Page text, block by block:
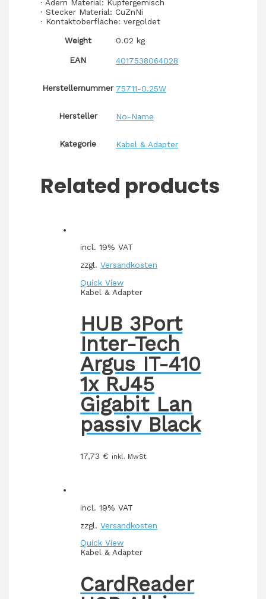
· Adern Material: Kupfergemisch
· Stecker Material: CuZnNi
· Kontaktoberfläche: vergoldet
Weight 0.02 kg
EAN 4017538064028
Herstellernummer 75711-0.25W
Hersteller No-Name
Kategorie Kabel & Adapter
Related products
incl. 19% VAT
zzgl.Versandkosten
Quick View
Kabel & Adapter
HUB 3Port
Inter-Tech
Argus IT-410
1x RJ45
Gigabit Lan
passiv Black
17,73€ inkl. MwSt.
incl. 19% VAT
zzgl.Versandkosten
Quick View
Kabel & Adapter
CardReader